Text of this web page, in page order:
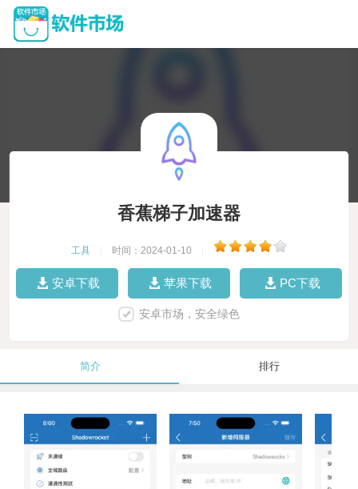
香蕉梯子加速器
工具 时间：2024-01-10
安卓下载 苹果下载 PC下载
安卓市场，安全绿色
简介 排行